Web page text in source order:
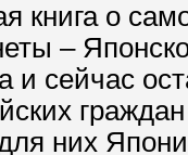
книга о
–
и сейчас
них